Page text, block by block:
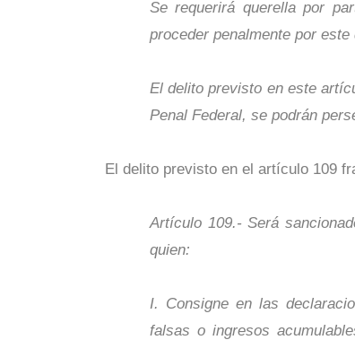
Se requerirá querella por
proceder penalmente por este
El delito previsto en este
Penal Federal, se podrán
El delito previsto en el artículo 109
Artículo 109.- Será
quien:
I. Consigne en las
falsas o ingresos